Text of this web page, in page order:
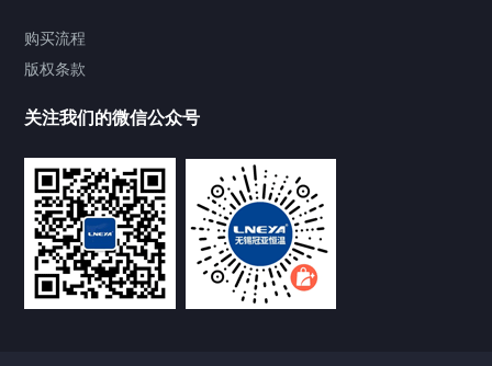
Chiller气体控温系统
Chamber试验箱
FREEZER低温箱
VOCs冷凝回收装置
购买流程
版权条款
关注我们的微信公众号